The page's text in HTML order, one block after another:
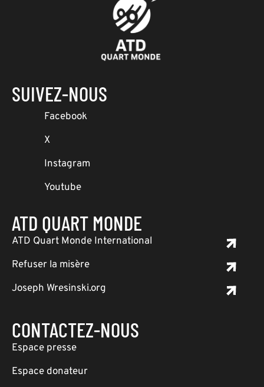
SUIVEZ-NOUS
Facebook
X
Instagram
Youtube
ATD QUART MONDE
ATD Quart Monde International
Refuser la misère
Joseph Wresinski.org
CONTACTEZ-NOUS
Espace presse
Espace donateur